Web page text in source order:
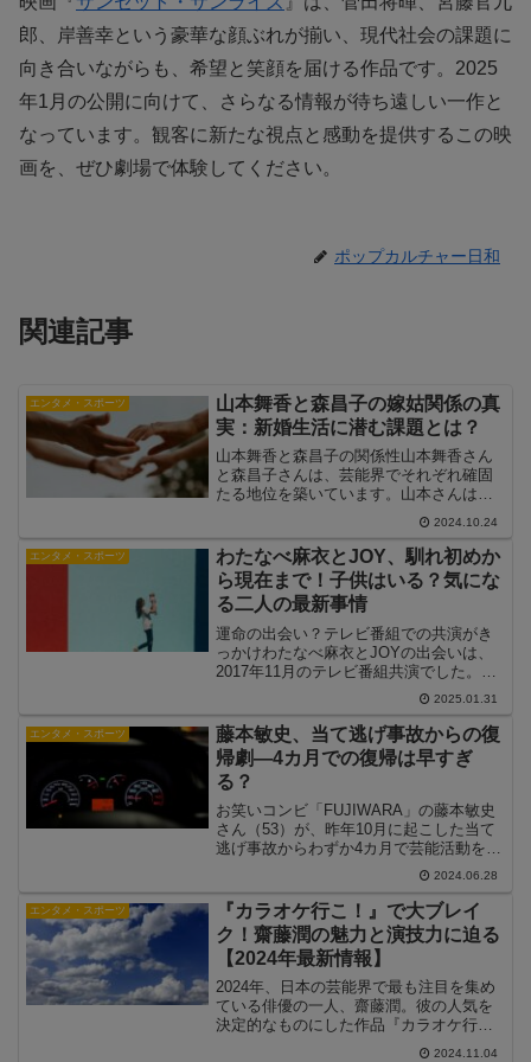
郎、岸善幸という豪華な顔ぶれが揃い、現代社会の課題に
向き合いながらも、希望と笑顔を届ける作品です。2025
年1月の公開に向けて、さらなる情報が待ち遠しい一作と
なっています。観客に新たな視点と感動を提供するこの映
画を、ぜひ劇場で体験してください。
ポップカルチャー日和
関連記事
エンタメ・スポーツ
山本舞香と森昌子の嫁姑関係の真
実：新婚生活に潜む課題とは？
山本舞香と森昌子の関係性山本舞香さん
と森昌子さんは、芸能界でそれぞれ確固
たる地位を築いています。山本さんは若
手女優として多くのドラマや映画に出演
し、森さんは昭和を代表する歌手であ
り、現在も多方面で活躍しています。二
人が家族となった背景には、...
2024.10.24
エンタメ・スポーツ
わたなべ麻衣とJOY、馴れ初めか
ら現在まで！子供はいる？気にな
る二人の最新事情
運命の出会い？テレビ番組での共演がき
っかけわたなべ麻衣とJOYの出会いは、
2017年11月のテレビ番組共演でした。番
組の内容は、Instagramの投稿をおしゃれ
にするというもので、JOYがInstagramが
ダサい芸能人として呼ばれ、わた...
2025.01.31
エンタメ・スポーツ
藤本敏史、当て逃げ事故からの復
帰劇—4カ月での復帰は早すぎ
る？
お笑いコンビ「FUJIWARA」の藤本敏史
さん（53）が、昨年10月に起こした当て
逃げ事故からわずか4カ月で芸能活動を再
開しました。この迅速な復帰に対して、
世間からは賛否両論が巻き起こっていま
す。本記事では、事故の詳細、復帰まで
の経緯、そし...
2024.06.28
エンタメ・スポーツ
『カラオケ行こ！』で大ブレイ
ク！齋藤潤の魅力と演技力に迫る
【2024年最新情報】
2024年、日本の芸能界で最も注目を集め
ている俳優の一人、齋藤潤。彼の人気を
決定的なものにした作品『カラオケ行
こ！』について、その魅力と齋藤潤の演
2024.11.04